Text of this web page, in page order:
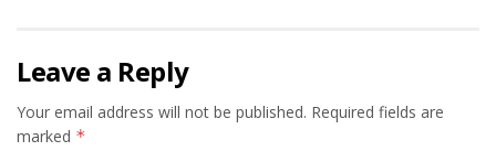
Leave a Reply
Your email address will not be published. Required fields are
marked *